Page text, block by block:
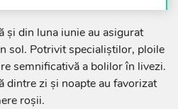
și din luna iunie au asigurat
sol. Potrivit specialiștilor, ploile
semnificativă a bolilor în livezi.
dintre zi și noapte au favorizat
roșii.